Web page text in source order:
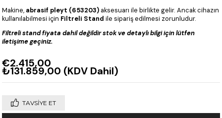
Makine, abrasif pleyt (653203) aksesuarı ile birlikte gelir. Ancak cihazın
kullanılabilmesi için Filtreli Stand ile sipariş edilmesi zorunludur.
Filtreli stand fiyata dahil değildir stok ve detaylı bilgi için lütfen
iletişime geçiniz.
€2.415,00
₺131.859,00 (KDV Dahil)
TAVSIYE ET